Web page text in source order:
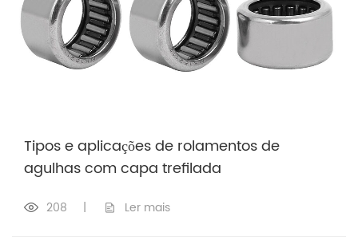
Tipos e aplicações de rolamentos de
agulhas com capa trefilada
208 | Ler mais